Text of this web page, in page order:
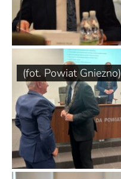
(fot. Powiat Gniezno)